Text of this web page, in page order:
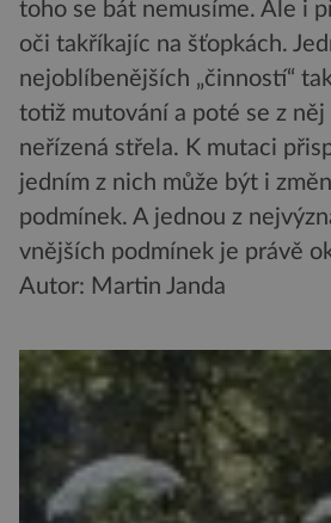
toho se bát nemusíme. Ale i
oči takříkajíc na šťopkách.
nejoblíbenějších „činností“
totiž mutování a poté se z něj
neřízená střela. K mutaci
jedním z nich může být i
podmínek. A jednou z
vnějších podmínek je právě
Autor: Martin Janda